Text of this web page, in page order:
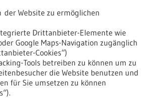
therapiebedingte
gegen DNA-
und
in seltenen Fällen
Dazu zählen sogenannte
Website zu ermöglichen
Drittanbieter-Elemente wie
Google Maps-Navigation zugänglich
Cookies“)
Tools betreiben zu können um zu
die Website benutzen und
für Sie umsetzen zu können